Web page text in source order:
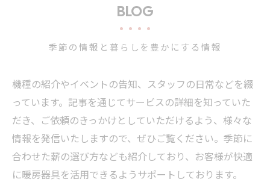
BLOG
季節の情報と暮らしを豊かにする情報
機種の紹介やイベントの告知、スタッフの日常などを綴
っています。記事を通じてサービスの詳細を知っていた
だき、ご依頼のきっかけとしていただけるよう、様々な
情報を発信いたしますので、ぜひご覧ください。季節に
合わせた薪の選び方なども紹介しており、お客様が快適
に暖房器具を活用できるようサポートしております。